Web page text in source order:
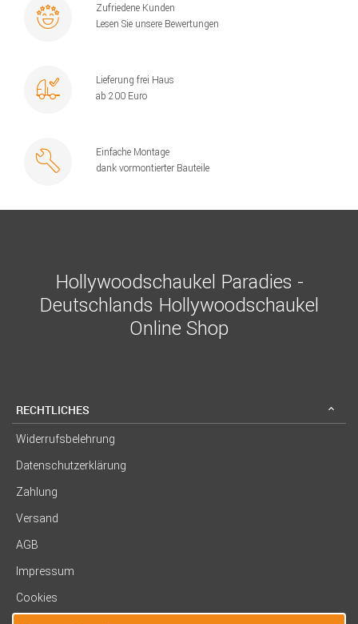
Zufriedene Kunden
Lesen Sie unsere Bewertungen
Lieferung frei Haus
ab 200 Euro
Einfache Montage
dank vormontierter Bauteile
Hollywoodschaukel Paradies -
Deutschlands Hollywoodschaukel
Online Shop
RECHTLICHES
Widerrufsbelehrung
Datenschutzerklärung
Zahlung
Versand
AGB
Impressum
Cookies